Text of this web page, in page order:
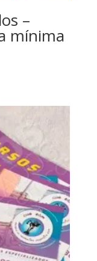
–
mínima